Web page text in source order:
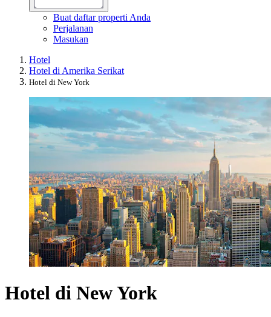
Buat daftar properti Anda
Perjalanan
Masukan
Hotel
Hotel di Amerika Serikat
Hotel di New York
Hotel di New York